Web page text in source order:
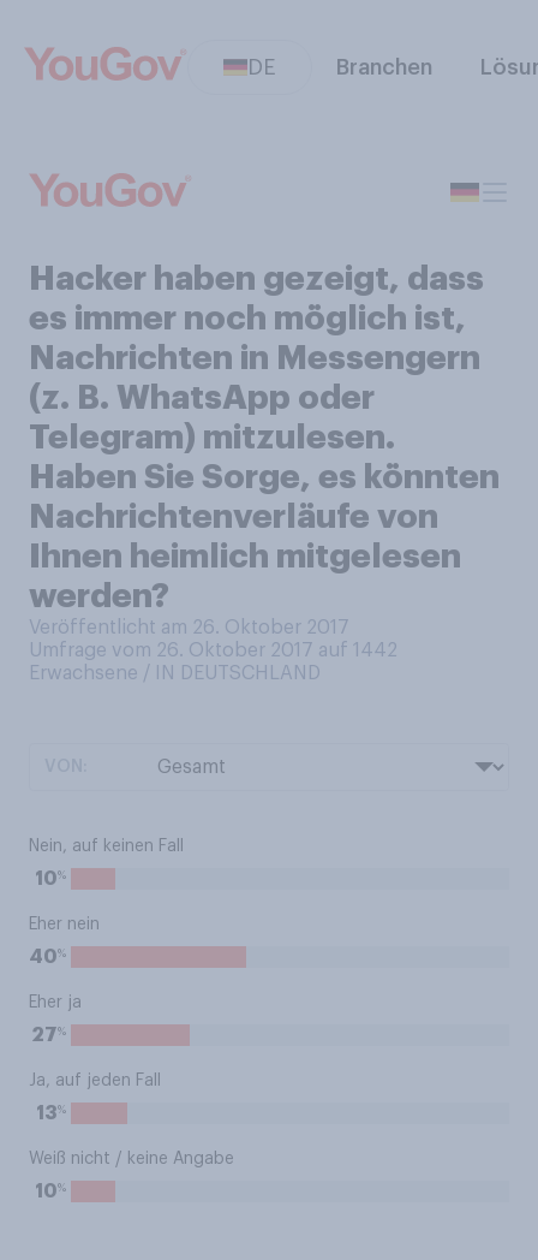
DE Branchen
Hacker haben gezeigt, dass
es immer noch möglich ist,
Nachrichten in Messengern
(z. B. WhatsApp oder
Telegram) mitzulesen.
Haben Sie Sorge, es könnten
Nachrichtenverläufe von
Ihnen heimlich mitgelesen
werden?
Veröffentlicht am 26. Oktober 2017
Umfrage vom 26. Oktober 2017 auf 1442
Erwachsene / IN DEUTSCHLAND
Nein, auf keinen Fall
10%
Eher nein
40%
Eher ja
27%
Ja, auf jeden Fall
13%
Weiß nicht / keine Angabe
10%